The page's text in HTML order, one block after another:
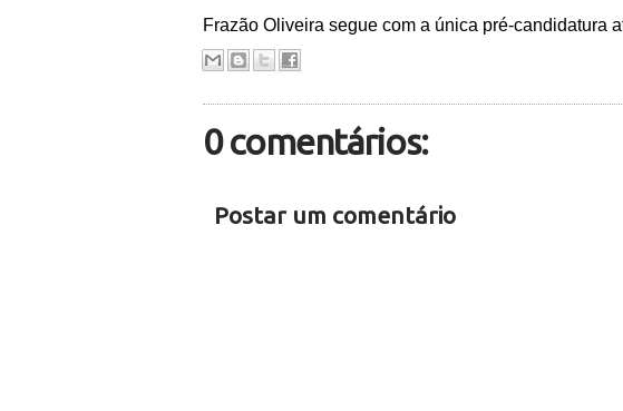
Frazão Oliveira segue com a única pré-candidatura
0 comentários:
Postar um comentário